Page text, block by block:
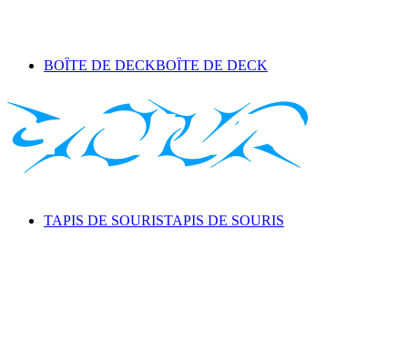
BOÎTE DE DECKBOÎTE DE DECK
TAPIS DE SOURISTAPIS DE SOURIS